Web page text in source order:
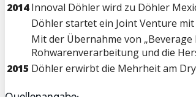
2014 Innoval Döhler wird zu Döhler
Döhler startet ein Joint Venture
Mit der Übernahme von
Rohwarenverarbeitung und die
2015 Döhler erwirbt die Mehrheit am